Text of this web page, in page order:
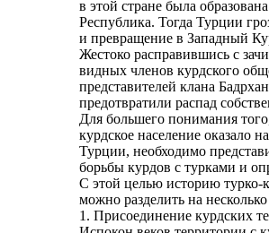
в этой стране была
Республика. Тогда Турции
и превращение в Западный
Жестоко расправившись с
видных членов курдского
представителей клана
предотвратили распад
Для большего понимания
курдское население оказало
Турции, необходимо
борьбы курдов с турками и
С этой целью историю турко-
можно разделить на
1. Присоединение курдских